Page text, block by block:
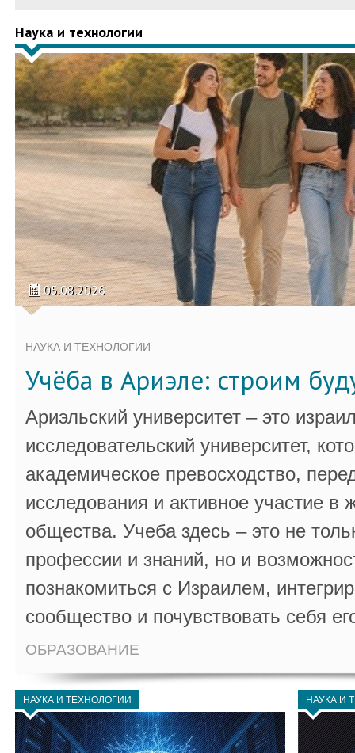
Наука и технологии
05.08.2026
НАУКА И ТЕХНОЛОГИИ
Учёба в Ариэле: строим
Ариэльский университет – это
исследовательский университет,
академическое превосходство,
исследования и активное участие в
общества. Учеба здесь – это не
профессии и знаний, но и
познакомиться с Израилем,
сообщество и почувствовать себя
ОБРАЗОВАНИЕ
НАУКА И ТЕХНОЛОГИИ НАУКА И